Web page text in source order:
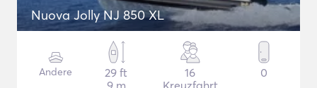
Nuova Jolly NJ 850 XL
Andere
29 ft
9 m
16
Kreuzfahrt
0